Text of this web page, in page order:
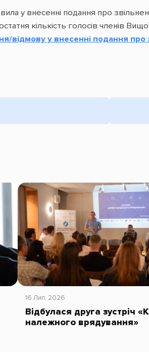
у внесенні подання про
кількість голосів членів
у внесенні подання про
16 Лип, 2026
Відбулася друга зустріч
належного врядування»